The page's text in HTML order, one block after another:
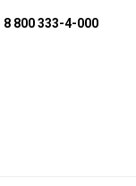
8 800 333-4-000